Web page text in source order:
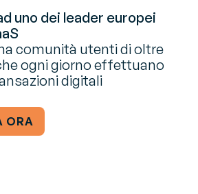
uno dei leader europei
comunità utenti di oltre
ogni giorno effettuano
digitali
ORA